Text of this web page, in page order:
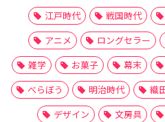
江戸時代 戦国時代
アニメ
ロングセラー
雑学
お菓子 幕末
べらぼう
明治時代 織
デザイン
文房具